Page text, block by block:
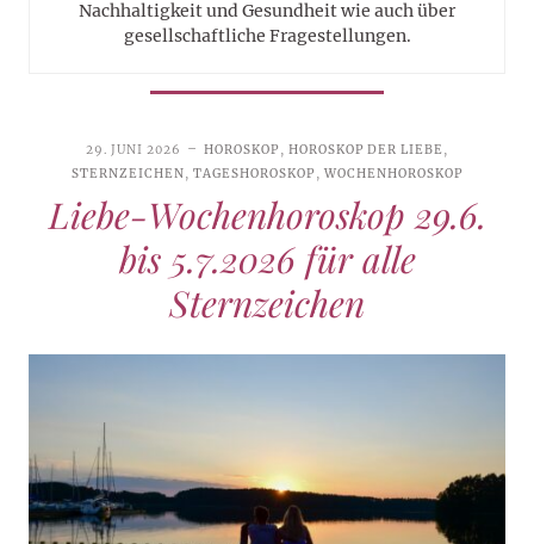
Nachhaltigkeit und Gesundheit wie auch über
gesellschaftliche Fragestellungen.
29. JUNI 2026 HOROSKOP, HOROSKOP DER LIEBE,
STERNZEICHEN,TAGESHOROSKOP, WOCHENHOROSKOP
Liebe-Wochenhoroskop 29.6.
bis 5.7.2026 für alle
Sternzeichen